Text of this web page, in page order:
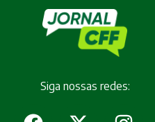
Siga nossas redes: